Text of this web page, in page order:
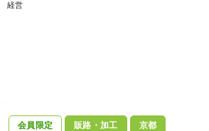
経営
会員限定 販路・加工 京都